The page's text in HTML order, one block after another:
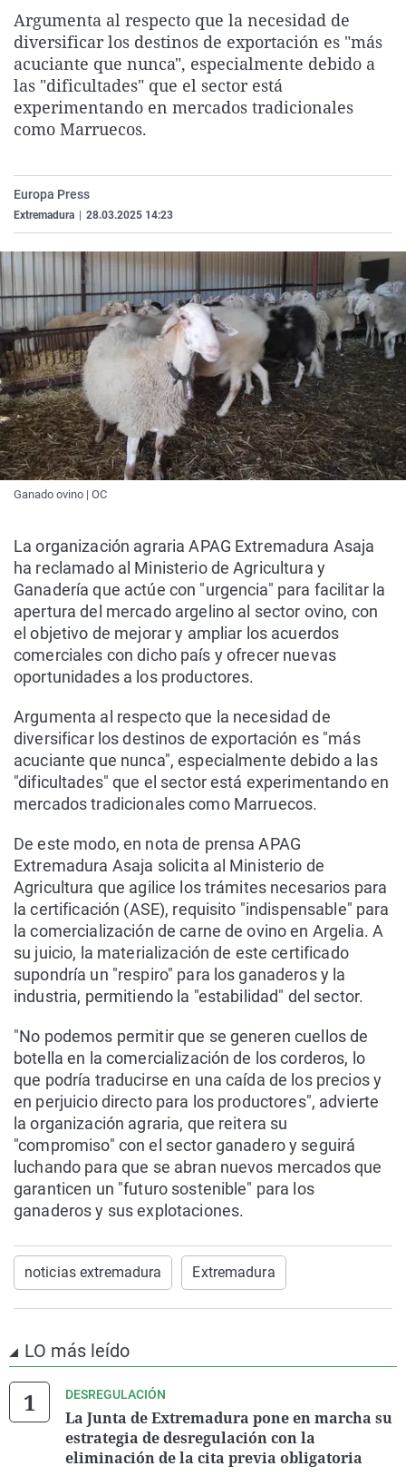
La rosa de los vientos
Gente viajera
Como el perro y el
Caso
Retornados
Equipo de
Operación Viuda
Extremadura
Galicia
La Rioja
Navarra
Virales
Televisión
Elecciones
Argumenta al respecto que la necesidad de
diversificar los destinos de exportación es "más
acuciante que nunca", especialmente debido a
las "dificultades" que el sector está
experimentando en mercados tradicionales
como Marruecos.
Europa Press
Extremadura 28.03.2025 14:23
Ganado ovino | OC
La organización agraria APAG Extremadura Asaja
ha reclamado al Ministerio de Agricultura y
Ganadería que actúe con "urgencia" para facilitar la
apertura del mercado argelino al sector ovino, con
el objetivo de mejorar y ampliar los acuerdos
comerciales con dicho país y ofrecer nuevas
oportunidades a los productores.
Argumenta al respecto que la necesidad de
diversificar los destinos de exportación es "más
acuciante que nunca", especialmente debido a las
"dificultades" que el sector está experimentando en
mercados tradicionales como Marruecos.
De este modo, en nota de prensa APAG
Extremadura Asaja solicita al Ministerio de
Agricultura que agilice los trámites necesarios para
la certificación (ASE), requisito "indispensable" para
la comercialización de carne de ovino en Argelia. A
su juicio, la materialización de este certificado
supondría un "respiro" para los ganaderos y la
industria, permitiendo la "estabilidad" del sector.
"No podemos permitir que se generen cuellos de
botella en la comercialización de los corderos, lo
que podría traducirse en una caída de los precios y
en perjuicio directo para los productores", advierte
la organización agraria, que reitera su
"compromiso" con el sector ganadero y seguirá
luchando para que se abran nuevos mercados que
garanticen un "futuro sostenible" para los
ganaderos y sus explotaciones.
noticias extremadura Extremadura
LO más leído
DESREGULACIÓN
La Junta de Extremadura pone en marcha su
estrategia de desregulación con la
eliminación de la cita previa obligatoria